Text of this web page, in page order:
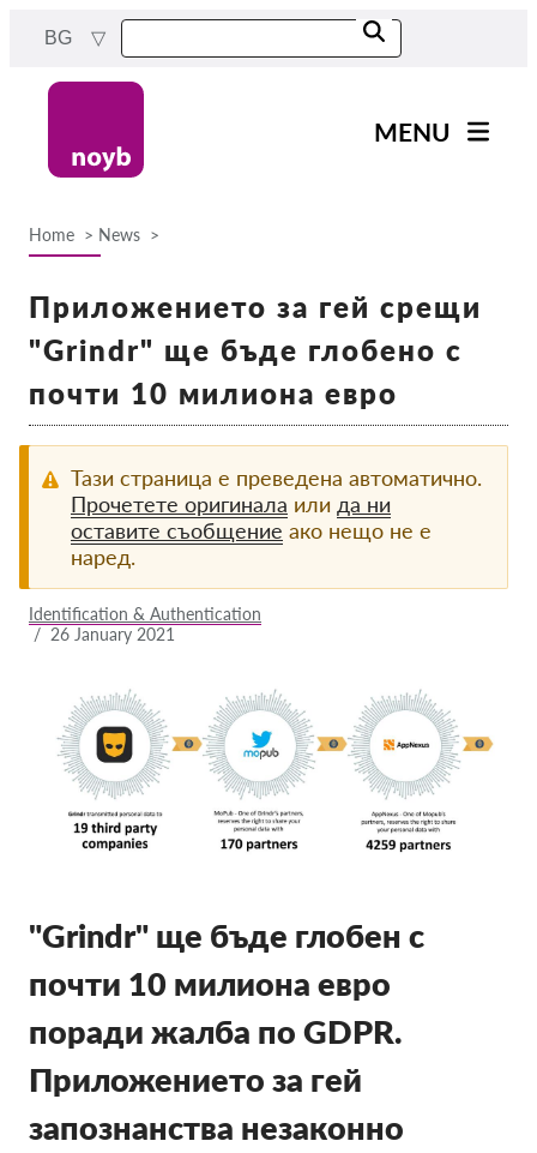
content
BG
MENU
Reports & Resources
Exercise your rights!
Подкрепете ни!
Членство
Дарения
Tax deductability
Member Login
За нас
Често задавани въпроси
Работни места
Колективни искове
OnionShare
медии
Home News
Приложението за гей срещи
"Grindr" ще бъде глобено с
почти 10 милиона евро
Тази страница е преведена автоматично.
Прочетете оригинала или да ни
оставите съобщение ако нещо не е
наред.
Identification & Authentication
/ 26 January 2021
"Grindr" ще бъде глобен с
почти 10 милиона евро
поради жалба по GDPR.
Приложението за гей
запознанства незаконно